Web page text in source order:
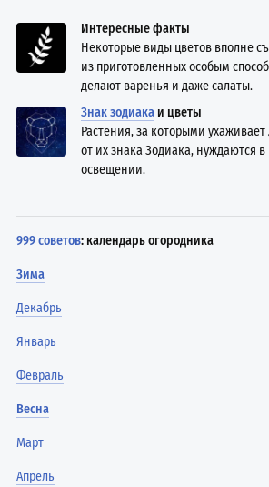
Интересные факты
Некоторые виды цветов вполне
из приготовленных особым
делают варенья и даже салаты.
Знак зодиака и цветы
Растения, за которыми ухаживает
от их знака Зодиака, нуждаются
освещении.
999 советов: календарь огородника
Зима
Декабрь
Январь
Февраль
Весна
Март
Апрель